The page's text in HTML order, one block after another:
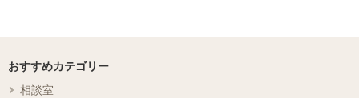
おすすめカテゴリー
相談室